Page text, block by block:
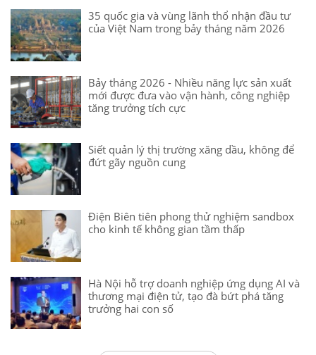
35 quốc gia và vùng lãnh thổ nhận đầu tư
của Việt Nam trong bảy tháng năm 2026
Bảy tháng 2026 - Nhiều năng lực sản xuất
mới được đưa vào vận hành, công nghiệp
tăng trưởng tích cực
Siết quản lý thị trường xăng dầu, không để
đứt gãy nguồn cung
Điện Biên tiên phong thử nghiệm sandbox
cho kinh tế không gian tầm thấp
Hà Nội hỗ trợ doanh nghiệp ứng dụng AI và
thương mại điện tử, tạo đà bứt phá tăng
trưởng hai con số